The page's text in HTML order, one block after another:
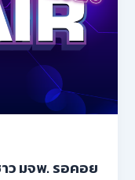
ว มจพ. รอคอย